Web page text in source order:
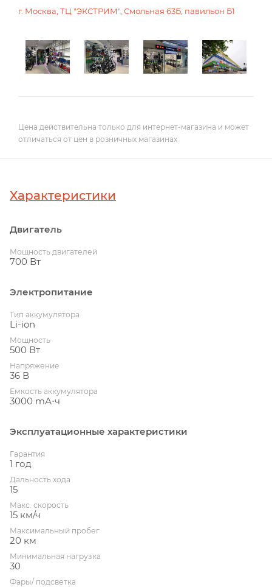
г. Москва, ТЦ "ЭКСТРИМ", Смольная 63Б, павильон Б1
Цена действительна только для интернет-магазина и может
отличаться от цен в розничных магазинах
Характеристики
Двигатель
Мощность двигателей
700 Вт
Электропитание
Тип аккумулятора
Li-ion
Мощность
500 Вт
Напряжение
36 В
Емкость аккумулятора
3000 mА⋅ч
Эксплуатационные характеристики
Гарантия
1 год
Дальность хода
15
Макс. скорость
15 км/ч
Максимальный пробег
20 км
Минимальная нагрузка
30
Фары/ подсветка